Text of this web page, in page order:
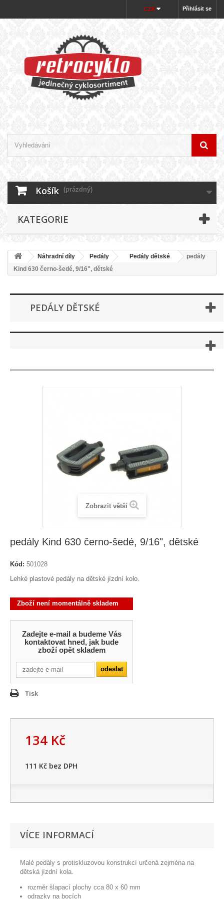
Přihlásit se
CZK
Košík (prázdný)
KATEGORIE
Náhradní díly Pedály Pedály dětské
pedály
Kind 630 černo-šedé, 9/16", dětské
PEDÁLY DĚTSKÉ
Zobrazit větší
pedály Kind 630 černo-šedé, 9/16", dětské
Kód: 501028
Lehké plastové pedály na dětské jízdní kolo.
Zboží není momentálně skladem
Zadejte e-mail a budeme Vás
kontaktovat hned, jak bude
zboží opět skladem
Tisk
134 Kč
111 Kč bez DPH
VÍCE INFORMACÍ
Malé pedály s protiskluzovou konstrukcí určená zejména na
dětská jízdní kola.
rozměr šlapací plochy cca 80 x 60 mm
odrazky na bocích